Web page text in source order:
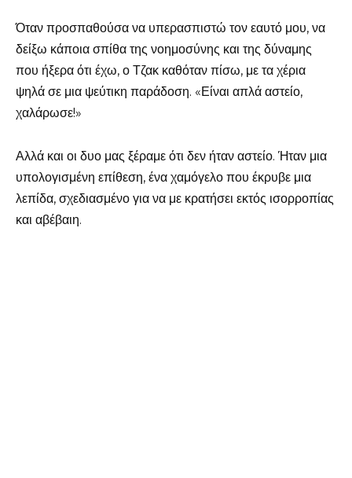
Όταν προσπαθούσα να υπερασπιστώ τον εαυτό μου, να
δείξω κάποια σπίθα της νοημοσύνης και της δύναμης
που ήξερα ότι έχω, ο Τζακ καθόταν πίσω, με τα χέρια
ψηλά σε μια ψεύτικη παράδοση. «Είναι απλά αστείο,
χαλάρωσε!»
Αλλά και οι δυο μας ξέραμε ότι δεν ήταν αστείο. Ήταν μια
υπολογισμένη επίθεση, ένα χαμόγελο που έκρυβε μια
λεπίδα, σχεδιασμένο για να με κρατήσει εκτός ισορροπίας
και αβέβαιη.